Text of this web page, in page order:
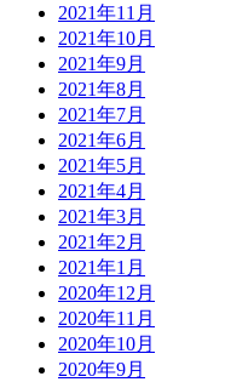
2021年11月
2021年10月
2021年9月
2021年8月
2021年7月
2021年6月
2021年5月
2021年4月
2021年3月
2021年2月
2021年1月
2020年12月
2020年11月
2020年10月
2020年9月